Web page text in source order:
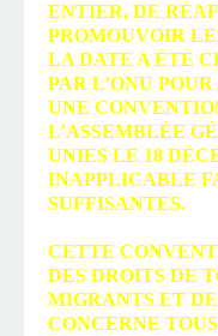
ENTIER, DE
PROMOUVOIR
LA DATE A ÉTÉ
PAR L’ONU
UNE
L’ASSEMBLÉE
UNIES LE 18
INAPPLICABLE
SUFFISANTES.
CETTE
DES DROITS DE
MIGRANTS ET
CONCERNE